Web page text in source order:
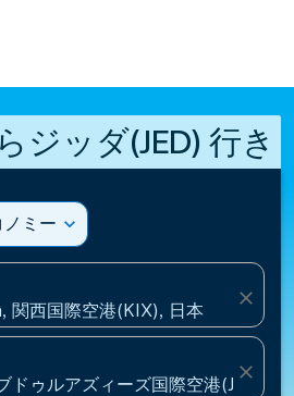
ジッダ(JED) 行き
ノミー expand_more
西国際空港(KIX), 日本
close
ドゥルアズィーズ国際空港(JED),
close